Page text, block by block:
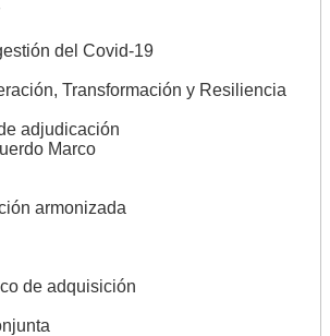
del Covid-19
Transformación y Resiliencia
adjudicación
Marco
armonizada
de adquisición